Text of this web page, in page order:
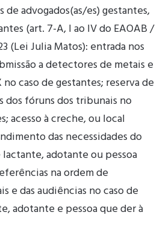
de advogados(as/es) gestantes,
(art. 7-A, I ao IV do EAOAB /
(Lei Julia Matos): entrada nos
a detectores de metais e
caso de gestantes; reserva de
dos fóruns dos tribunais no
acesso à creche, ou local
das necessidades do
adotante ou pessoa
na ordem de
e das audiências no caso de
adotante e pessoa que der à